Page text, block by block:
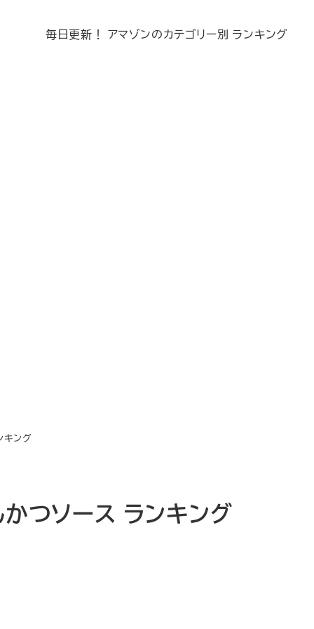
毎日更新！ アマゾンのカテゴリー別 ランキング
キング
かつソース ランキング